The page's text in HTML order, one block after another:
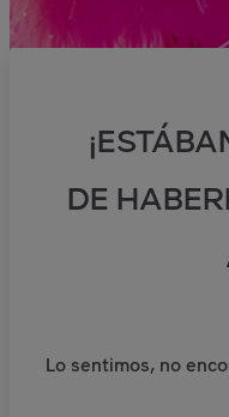
DE
Lo sentimos, no